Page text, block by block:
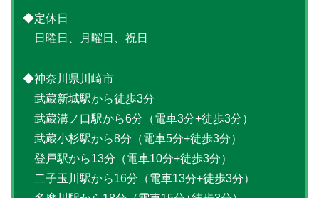
◆定休日
日曜日、月曜日、祝日
◆神奈川県川崎市
武蔵新城駅から徒歩3分
武蔵溝ノ口駅から6分（電車3分+徒歩3分）
武蔵小杉駅から8分（電車5分+徒歩3分）
登戸駅から13分（電車10分+徒歩3分）
二子玉川駅から16分（電車13分+徒歩3分）